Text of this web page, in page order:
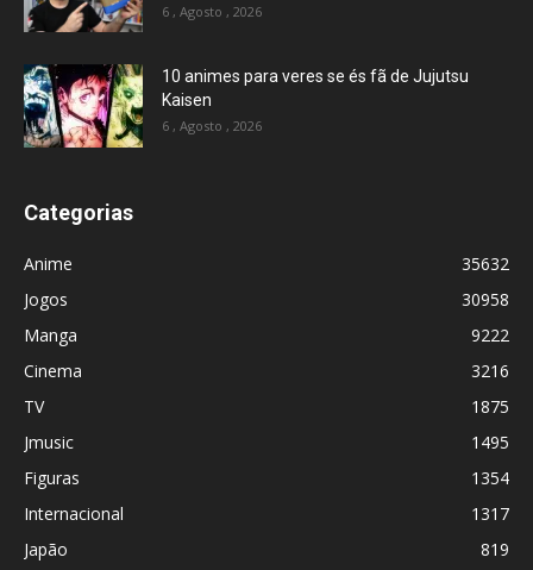
6 , Agosto , 2026
10 animes para veres se és fã de Jujutsu
Kaisen
6 , Agosto , 2026
Categorias
Anime
35632
Jogos
30958
Manga
9222
Cinema
3216
TV
1875
Jmusic
1495
Figuras
1354
Internacional
1317
Japão
819